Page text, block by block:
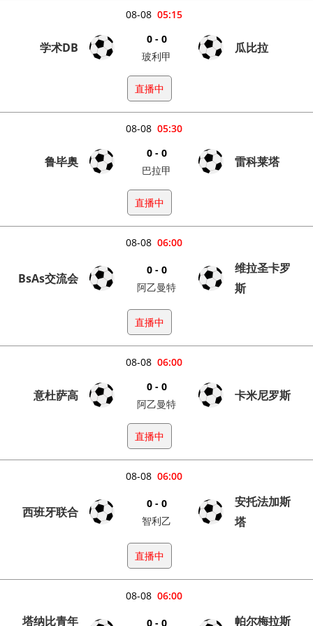
05:15
08-08
学术DB
0 - 0
玻利甲
瓜比拉
直播中
05:30
08-08
鲁毕奥
0 - 0
巴拉甲
雷科莱塔
直播中
06:00
08-08
BsAs交流会
0 - 0
阿乙曼特
维拉圣卡罗
斯
直播中
06:00
08-08
意杜萨高
0 - 0
阿乙曼特
卡米尼罗斯
直播中
06:00
08-08
西班牙联合
0 - 0
智利乙
安托法加斯
塔
直播中
06:00
08-08
塔纳比青年
0 - 0
帕尔梅拉斯